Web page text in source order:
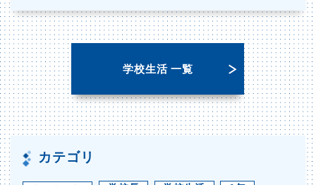
学校生活 一覧
カテゴリ